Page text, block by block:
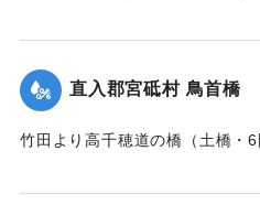
｜固有コード: 002680208
直入郡宮砥村 鳥首橋
竹田より高千穂道の橋（土橋・